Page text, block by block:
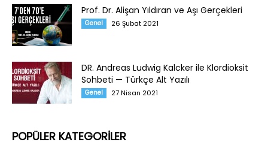
Prof. Dr. Alişan Yıldıran ve Aşı Gerçekleri
Genel 26 Şubat 2021
DR. Andreas Ludwig Kalcker ile Klordioksit
Sohbeti — Türkçe Alt Yazılı
Genel 27 Nisan 2021
POPÜLER KATEGORİLER